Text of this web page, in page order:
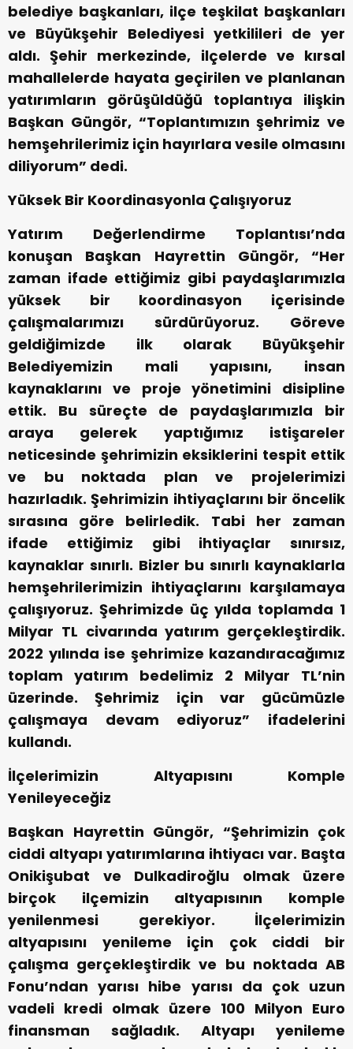
belediye başkanları, ilçe teşkilat başkanları
ve Büyükşehir Belediyesi yetkilileri de yer
aldı. Şehir merkezinde, ilçelerde ve kırsal
mahallelerde hayata geçirilen ve planlanan
yatırımların görüşüldüğü toplantıya ilişkin
Başkan Güngör, “Toplantımızın şehrimiz ve
hemşehrilerimiz için hayırlara vesile olmasını
diliyorum” dedi.
Yüksek Bir Koordinasyonla Çalışıyoruz
Yatırım Değerlendirme Toplantısı’nda
konuşan Başkan Hayrettin Güngör, “Her
zaman ifade ettiğimiz gibi paydaşlarımızla
yüksek bir koordinasyon içerisinde
çalışmalarımızı sürdürüyoruz. Göreve
geldiğimizde ilk olarak Büyükşehir
Belediyemizin mali yapısını, insan
kaynaklarını ve proje yönetimini disipline
ettik. Bu süreçte de paydaşlarımızla bir
araya gelerek yaptığımız istişareler
neticesinde şehrimizin eksiklerini tespit ettik
ve bu noktada plan ve projelerimizi
hazırladık. Şehrimizin ihtiyaçlarını bir öncelik
sırasına göre belirledik. Tabi her zaman
ifade ettiğimiz gibi ihtiyaçlar sınırsız,
kaynaklar sınırlı. Bizler bu sınırlı kaynaklarla
hemşehrilerimizin ihtiyaçlarını karşılamaya
çalışıyoruz. Şehrimizde üç yılda toplamda 1
Milyar TL civarında yatırım gerçekleştirdik.
2022 yılında ise şehrimize kazandıracağımız
toplam yatırım bedelimiz 2 Milyar TL’nin
üzerinde. Şehrimiz için var gücümüzle
çalışmaya devam ediyoruz” ifadelerini
kullandı.
İlçelerimizin Altyapısını Komple
Yenileyeceğiz
Başkan Hayrettin Güngör, “Şehrimizin çok
ciddi altyapı yatırımlarına ihtiyacı var. Başta
Onikişubat ve Dulkadiroğlu olmak üzere
birçok ilçemizin altyapısının komple
yenilenmesi gerekiyor. İlçelerimizin
altyapısını yenileme için çok ciddi bir
çalışma gerçekleştirdik ve bu noktada AB
Fonu’ndan yarısı hibe yarısı da çok uzun
vadeli kredi olmak üzere 100 Milyon Euro
finansman sağladık. Altyapı yenileme